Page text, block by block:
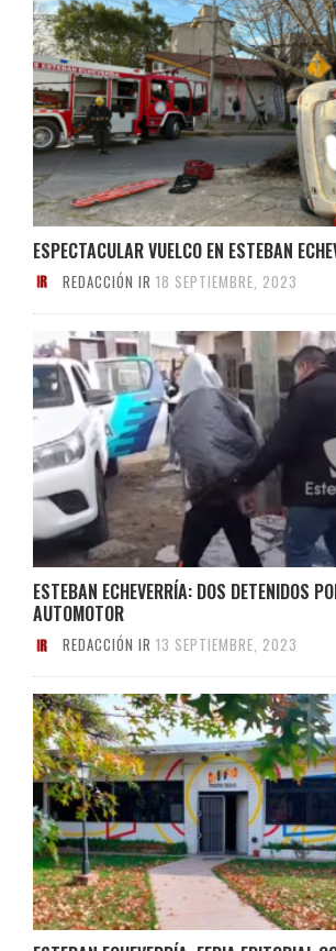
ESPECTACULAR VUELCO EN ESTEBAN
REDACCIÓN IR 18 SEPTIEMBRE, 2023
ESTEBAN ECHEVERRÍA: DOS DETENIDOS
AUTOMOTOR
REDACCIÓN IR 13 SEPTIEMBRE, 2023